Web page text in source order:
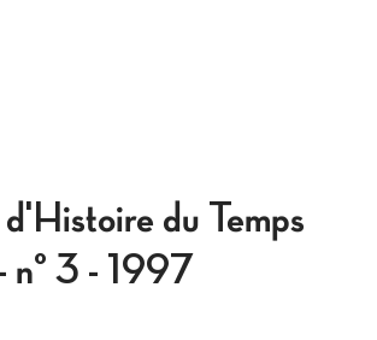
du Temps
n° 3 - 1997